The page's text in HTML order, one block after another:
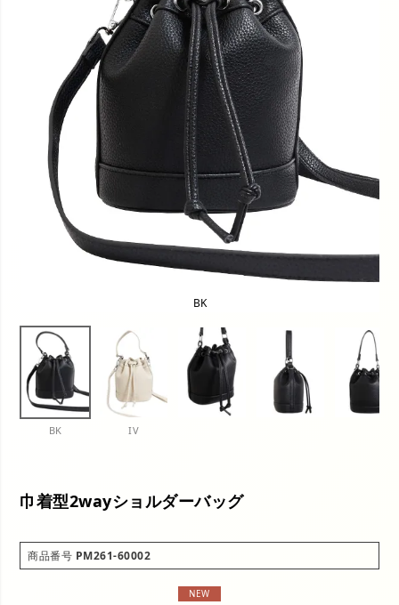
BK
BK IV
巾着型2wayショルダーバッグ
商品番号 PM261-60002
NEW